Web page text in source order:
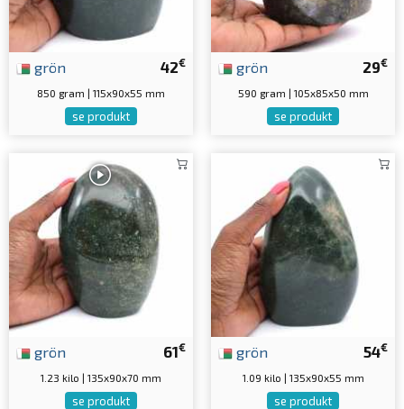
42€
grön
850 gram | 115x90x55 mm
se produkt
29€
grön
590 gram | 105x85x50 mm
se produkt
61€
grön
1.23 kilo | 135x90x70 mm
se produkt
54€
grön
1.09 kilo | 135x90x55 mm
se produkt